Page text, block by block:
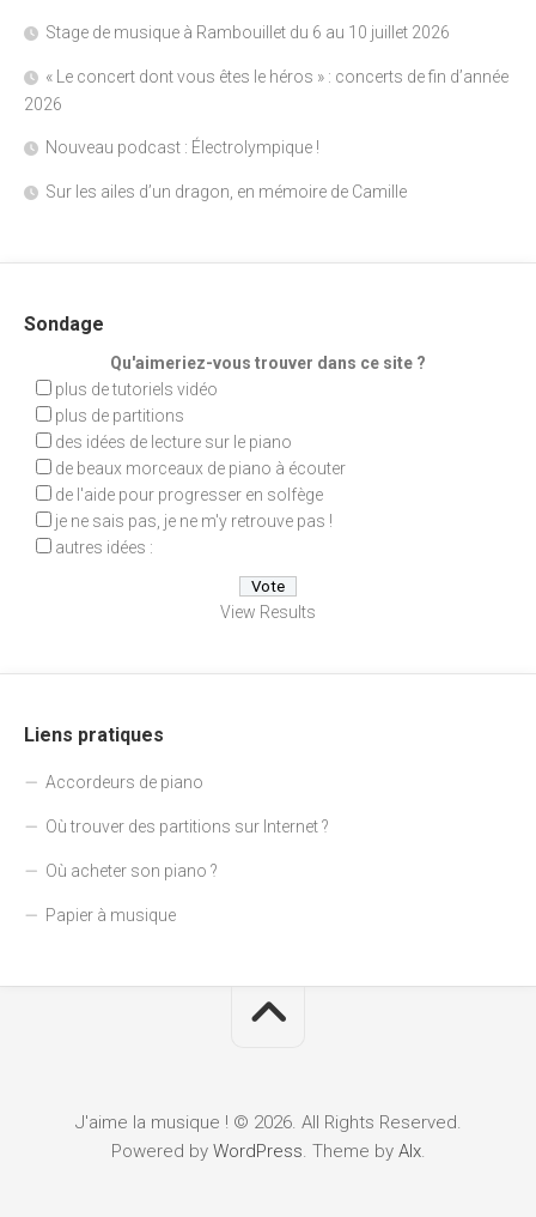
Stage de musique à Rambouillet du 6 au 10 juillet 2026
« Le concert dont vous êtes le héros » : concerts de fin d’année
2026
Nouveau podcast : Électrolympique !
Sur les ailes d’un dragon, en mémoire de Camille
Sondage
Qu'aimeriez-vous trouver dans ce site ?
plus de tutoriels vidéo
plus de partitions
des idées de lecture sur le piano
de beaux morceaux de piano à écouter
de l'aide pour progresser en solfège
je ne sais pas, je ne m'y retrouve pas !
autres idées :
View Results
Liens pratiques
Accordeurs de piano
Où trouver des partitions sur Internet ?
Où acheter son piano ?
Papier à musique
J'aime la musique ! © 2026. All Rights Reserved.
Powered by WordPress. Theme by Alx.